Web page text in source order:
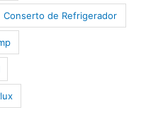
Conserto de Refrigerador